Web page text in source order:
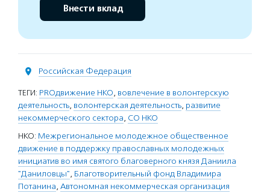
Внести вклад
Российская Федерация
ТЕГИ: PROдвижение НКО, вовлечение в волонтерскую
деятельность, волонтерская деятельность, развитие
некоммерческого сектора, СО НКО
НКО: Межрегиональное молодежное общественное
движение в поддержку православных молодежных
инициатив во имя святого благоверного князя Даниила
"Даниловцы", Благотворительный фонд Владимира
Потанина, Автономная некоммерческая организация